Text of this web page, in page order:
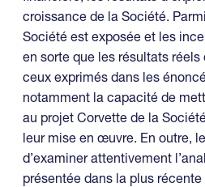
croissance de la Société.
Société est exposée et les
en sorte que les résultats
ceux exprimés dans les
notamment la capacité de
au projet Corvette de la
leur mise en œuvre. En outre,
d’examiner attentivement
présentée dans la plus